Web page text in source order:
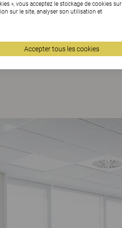
», vous acceptez le stockage de cookies sur
sur le site, analyser son utilisation et
Accepter tous les cookies